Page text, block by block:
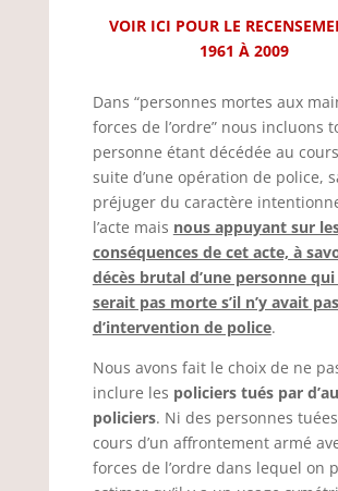
VOIR ICI POUR LE
1961 À 2009
Dans “personnes mortes aux
forces de l’ordre” nous incluons
personne étant décédée au
suite d’une opération de police,
préjuger du caractère
l’acte mais nous appuyant sur
conséquences de cet acte, à
décès brutal d’une personne qui
serait pas morte s’il n’y avait
d’intervention de police.
Nous avons fait le choix de ne
inclure les policiers tués par
policiers. Ni des personnes
cours d’un affrontement armé
forces de l’ordre dans lequel on